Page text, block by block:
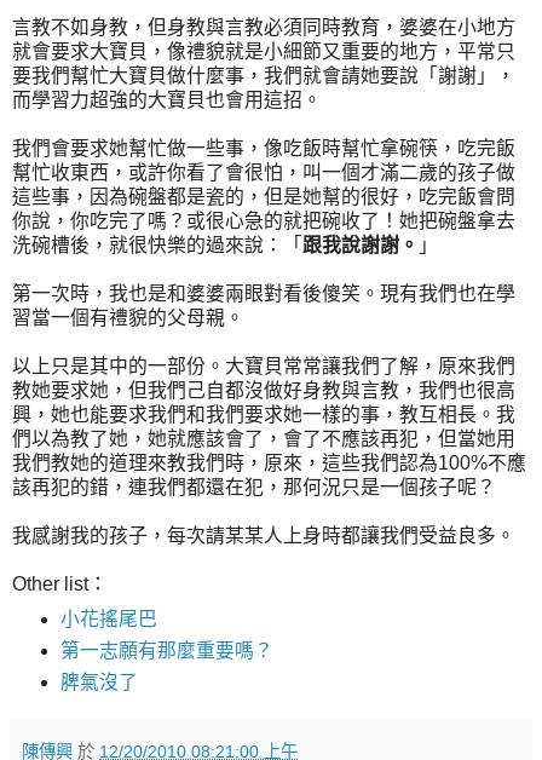
言教不如身教，但身教與言教必須同時教育，婆婆在小地方
就會要求大寶貝，像禮貌就是小細節又重要的地方，平常只
要我們幫忙大寶貝做什麼事，我們就會請她要說「謝謝」，
而學習力超強的大寶貝也會用這招。
我們會要求她幫忙做一些事，像吃飯時幫忙拿碗筷，吃完飯
幫忙收東西，或許你看了會很怕，叫一個才滿二歲的孩子做
這些事，因為碗盤都是瓷的，但是她幫的很好，吃完飯會問
你說，你吃完了嗎？或很心急的就把碗收了！她把碗盤拿去
洗碗槽後，就很快樂的過來說：「 跟我說謝謝。 」
第一次時，我也是和婆婆兩眼對看後傻笑。現有我們也在學
習當一個有禮貌的父母親。
以上只是其中的一部份。大寶貝常常讓我們了解，原來我們
教她要求她，但我們己自都沒做好身教與言教，我們也很高
興，她也能要求我們和我們要求她一樣的事，教互相長。我
們以為教了她，她就應該會了，會了不應該再犯，但當她用
我們教她的道理來教我們時，原來，這些我們認為100%不應
該再犯的錯，連我們都還在犯，那何況只是一個孩子呢？
我感謝我的孩子，每次請某某人上身時都讓我們受益良多。
Other list：
小花搖尾巴
第一志願有那麼重要嗎？
脾氣沒了
陳傳興 於 12/20/2010 08:21:00 上午